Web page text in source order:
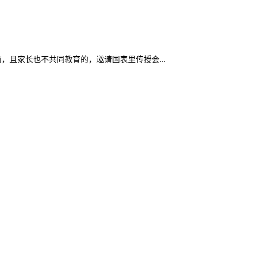
且家长也不共同教育的，邀请国表里传授会...